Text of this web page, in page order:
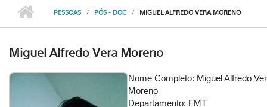
PESSOAS PÓS - DOC MIGUEL ALFREDO VERA MORENO
Miguel Alfredo Vera Moreno
Nome Completo: Miguel Alfredo
Moreno
Departamento: FMT